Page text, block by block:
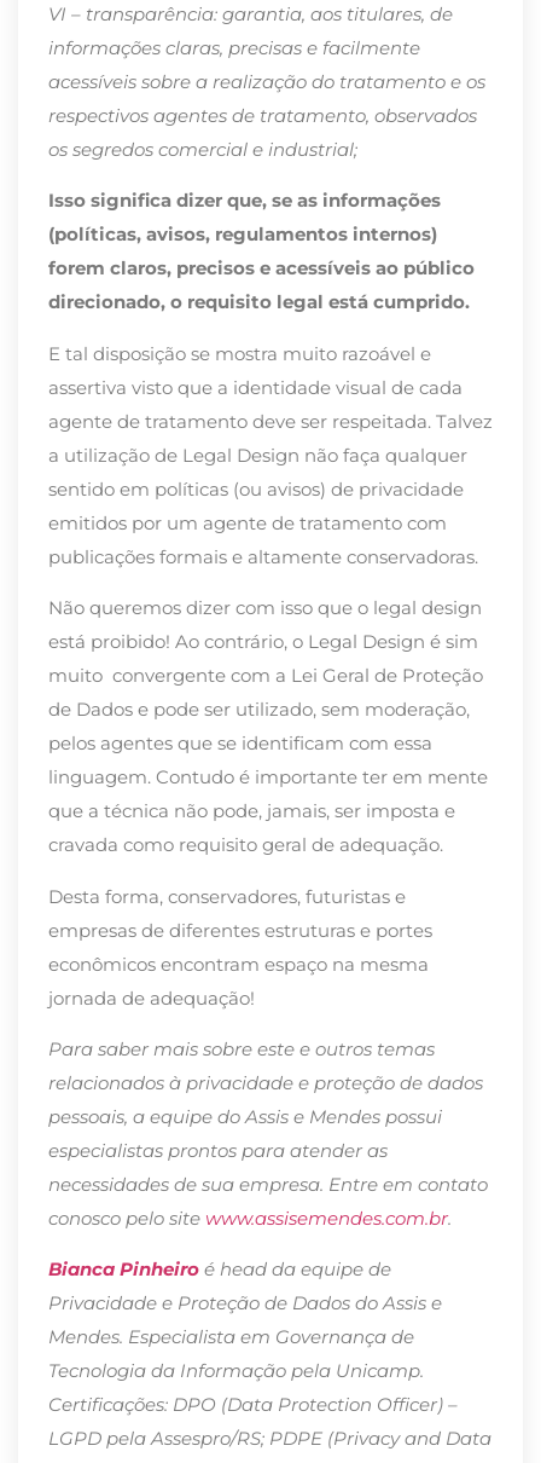
VI – transparência: garantia, aos titulares, de
informações claras, precisas e facilmente
acessíveis sobre a realização do tratamento e os
respectivos agentes de tratamento, observados
os segredos comercial e industrial;
Isso significa dizer que, se as informações
(políticas, avisos, regulamentos internos)
forem claros, precisos e acessíveis ao público
direcionado, o requisito legal está cumprido.
E tal disposição se mostra muito razoável e
assertiva visto que a identidade visual de cada
agente de tratamento deve ser respeitada. Talvez
a utilização de Legal Design não faça qualquer
sentido em políticas (ou avisos) de privacidade
emitidos por um agente de tratamento com
publicações formais e altamente conservadoras.
Não queremos dizer com isso que o legal design
está proibido! Ao contrário, o Legal Design é sim
muito convergente com a Lei Geral de Proteção
de Dados e pode ser utilizado, sem moderação,
pelos agentes que se identificam com essa
linguagem. Contudo é importante ter em mente
que a técnica não pode, jamais, ser imposta e
cravada como requisito geral de adequação.
Desta forma, conservadores, futuristas e
empresas de diferentes estruturas e portes
econômicos encontram espaço na mesma
jornada de adequação!
Para saber mais sobre este e outros temas
relacionados à privacidade e proteção de dados
pessoais, a equipe do Assis e Mendes possui
especialistas prontos para atender as
necessidades de sua empresa. Entre em contato
conosco pelo site www.assisemendes.com.br.
Bianca Pinheiro é head da equipe de
Privacidade e Proteção de Dados do Assis e
Mendes. Especialista em Governança de
Tecnologia da Informação pela Unicamp.
Certificações: DPO (Data Protection Officer) –
LGPD pela Assespro/RS; PDPE (Privacy and Data